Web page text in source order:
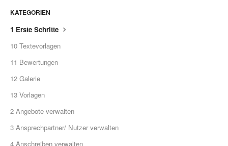
KATEGORIEN
1 Erste Schritte
10 Textevorlagen
11 Bewertungen
12 Galerie
13 Vorlagen
2 Angebote verwalten
3 Ansprechpartner/ Nutzer verwalten
4 Anschreiben verwalten